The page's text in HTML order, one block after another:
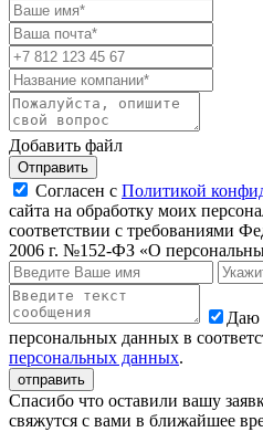
Добавить файл
Отправить
Согласен с Политикой
сайта на обработку моих
соответствии с требованиями
2006 г. №152-ФЗ «О
Даю
персональных данных в
персональных данных.
Спасибо что оставили вашу
свяжутся с вами в ближайшее